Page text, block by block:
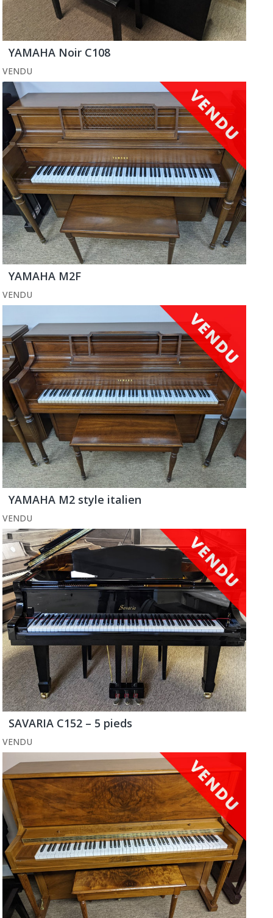
YAMAHA Noir C108
VENDU
YAMAHA M2F
VENDU
YAMAHA M2 style italien
VENDU
SAVARIA C152 – 5 pieds
VENDU